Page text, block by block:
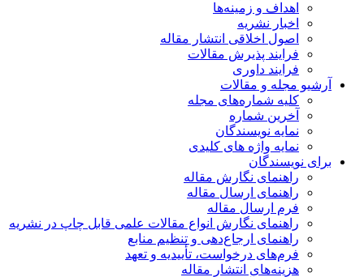
اهداف و زمینه‌ها
اخبار نشریه
اصول اخلاقی انتشار مقاله
فرایند پذیرش مقالات
فرایند داوری
مجله و مقالات
کلیه شماره‌های مجله
آخرین شماره
نمایه نویسندگان
نمایه واژه های کلیدی
نویسندگان
راهنمای نگارش مقاله
راهنمای ارسال مقاله
فرم ارسال مقاله
راهنمای نگارش انواع مقالات علمی قابل چاپ در نشریه
راهنمای ارجاع‌دهی و تنظیم منابع
فرم‌های درخواست، تأییدیه و تعهد
هزینه‌های انتشار مقاله